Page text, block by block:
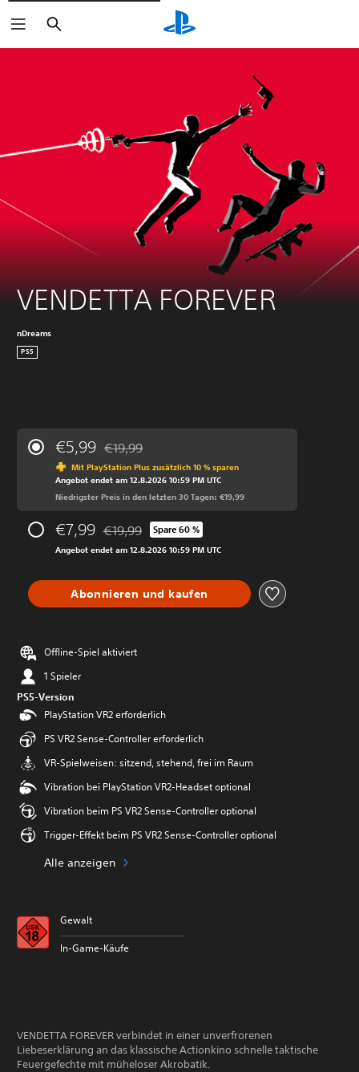
Suchen
VENDETTA FOREVER
nDreams
PS5
€5,99 Preisnachlass gegenüber dem Originalpreis von
€19,99
Mit PlayStation Plus zusätzlich 10 % sparen
Angebot endet am 12.8.2026 10:59 PM UTC
Niedrigster Preis in den letzten 30 Tagen: €19,99
€7,99 Preisnachlass gegenüber dem Originalpreis von
€19,99 Spare 60 %
Angebot endet am 12.8.2026 10:59 PM UTC
Abonnieren und kaufen
Offline-Spiel aktiviert
1 Spieler
PS5-Version
PlayStation VR2 erforderlich
PS VR2 Sense-Controller erforderlich
VR-Spielweisen: sitzend, stehend, frei im Raum
Vibration bei PlayStation VR2-Headset optional
Vibration beim PS VR2 Sense-Controller optional
Trigger-Effekt beim PS VR2 Sense-Controller optional
Alle anzeigen
Gewalt
In-Game-Käufe
VENDETTA FOREVER verbindet in einer unverfrorenen
Liebeserklärung an das klassische Actionkino schnelle taktische
Feuergefechte mit müheloser Akrobatik.